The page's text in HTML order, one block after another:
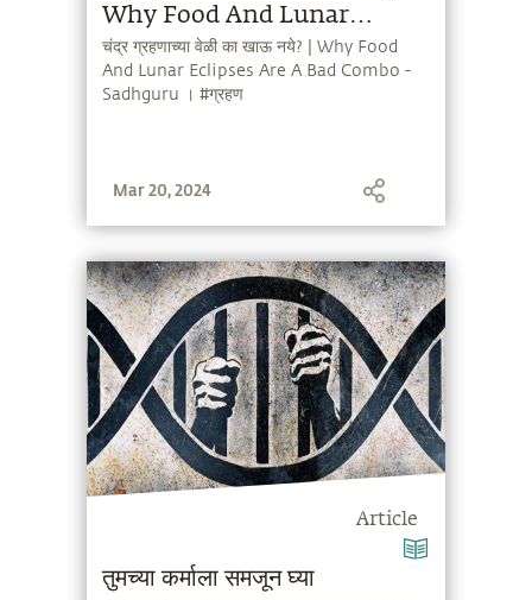
Why Food And Lunar
Eclipses Are A Bad Combo -
Sadhguru । #ग्रहण
चंद्र ग्रहणाच्या वेळी का खाऊ नये? | Why Food
And Lunar Eclipses Are A Bad Combo -
Sadhguru । #ग्रहण
Mar 20, 2024
Article
तुमच्या कर्माला समजून घ्या